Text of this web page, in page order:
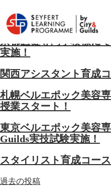
京都医健専門学校様に
実施！
関西アシスタント育成
札幌ベルエポック美容
授業スタート！
東京ベルエポック美容
Guilds実技試験実施！
スタイリスト育成コー
投
過去の投稿